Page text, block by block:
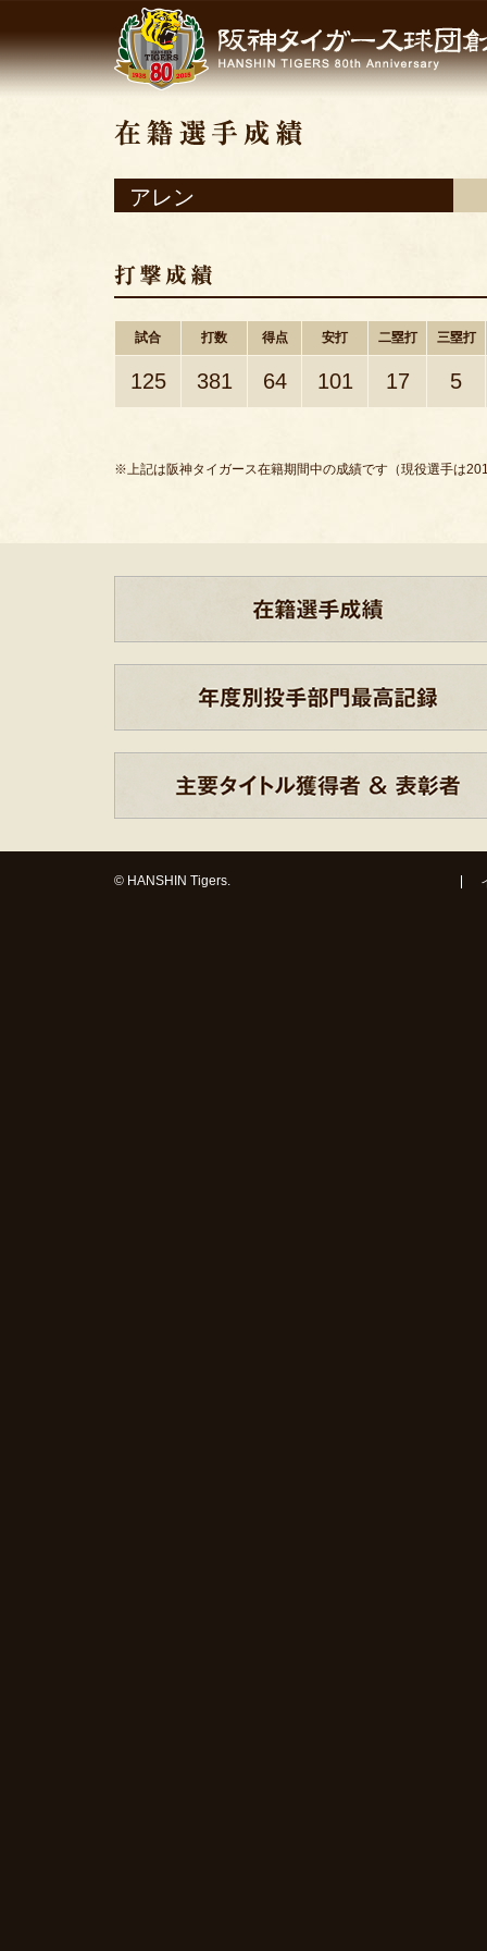
アレン
試合 打数 得点 安打 二塁打 三塁打
125 381 64 101 17 5
※上記は阪神タイガース在籍期間中の成績です（現役選手は
© HANSHIN Tigers.